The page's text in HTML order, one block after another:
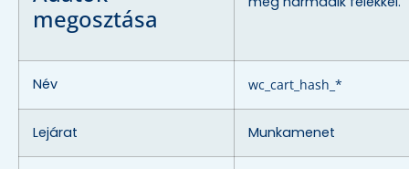
megosztása
Név wc_cart_hash_*
Lejárat Munkamenet